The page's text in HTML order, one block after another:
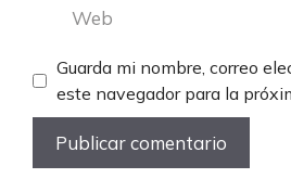
Guarda mi nombre, correo
este navegador para la